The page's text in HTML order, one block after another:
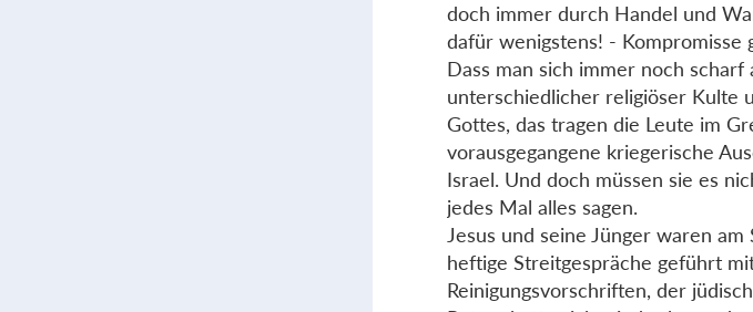
doch immer durch Handel und
dafür wenigstens! - Kompromisse
Dass man sich immer noch
unterschiedlicher religiöser Kulte
Gottes, das tragen die Leute im
vorausgegangene kriegerische
Israel. Und doch müssen sie es
jedes Mal alles sagen.
Jesus und seine Jünger waren
heftige Streitgespräche geführt
Reinigungsvorschriften, der